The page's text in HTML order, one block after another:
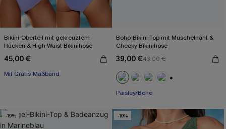
Bikini-Oberteil mit gekreuztem
Rücken & High-Waist-Bikinihose
45,00 €
Mit Gratis-Maßband
High waist
Boho-Bikini-Top mit Muschelnaht &
Cheeky Bikinihose
39,00 €43,00 €
Paisley/Boho
-19% -10%